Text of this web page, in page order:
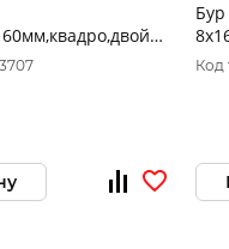
1820.083200
Код